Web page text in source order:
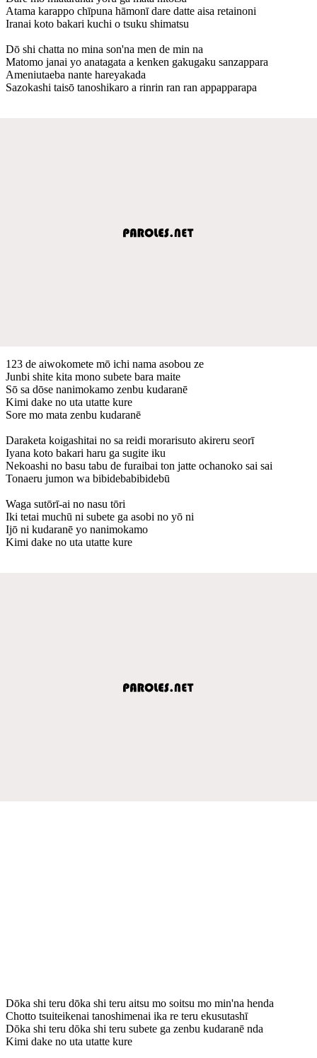
Atama karappo chīpuna hāmonī dare datte aisa retainoni
Iranai koto bakari kuchi o tsuku shimatsu
Dō shi chatta no mina son'na men de min na
Matomo janai yo anatagata a kenken gakugaku sanzappara
Ameniutaeba nante hareyakada
Sazokashi taisō tanoshikaro a rinrin ran ran appapparapa
123 de aiwokomete mō ichi nama asobou ze
Junbi shite kita mono subete bara maite
Sō sa dōse nanimokamo zenbu kudaranē
Kimi dake no uta utatte kure
Sore mo mata zenbu kudaranē
Daraketa koigashitai no sa reidi morarisuto akireru seorī
Iyana koto bakari haru ga sugite iku
Nekoashi no basu tabu de furaibai ton jatte ochanoko sai sai
Tonaeru jumon wa bibidebabibidebū
Waga sutōrī-ai no nasu tōri
Iki tetai muchū ni subete ga asobi no yō ni
Ijō ni kudaranē yo nanimokamo
Kimi dake no uta utatte kure
Dōka shi teru dōka shi teru aitsu mo soitsu mo min'na henda
Chotto tsuiteikenai tanoshimenai ika re teru ekusutashī
Dōka shi teru dōka shi teru subete ga zenbu kudaranē nda
Kimi dake no uta utatte kure